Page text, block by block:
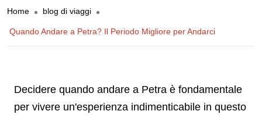
Home blog di viaggi
Quando Andare a Petra? Il Periodo Migliore per Andarci
Decidere quando andare a Petra è fondamentale
per vivere un'esperienza indimenticabile in questo